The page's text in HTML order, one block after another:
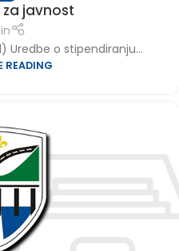
javnost
Uredbe o stipendiranju...
READING